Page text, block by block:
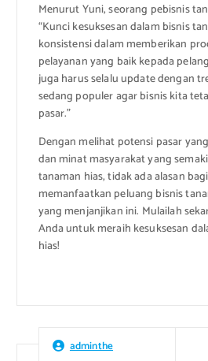
Menurut Yuni, seorang pebisnis
“Kunci kesuksesan dalam bisnis
konsistensi dalam memberikan
pelayanan yang baik kepada
juga harus selalu update dengan
sedang populer agar bisnis kita
pasar.”
Dengan melihat potensi pasar
dan minat masyarakat yang
tanaman hias, tidak ada alasan
memanfaatkan peluang bisnis
yang menjanjikan ini. Mulailah
Anda untuk meraih kesuksesan
hias!
adminthe